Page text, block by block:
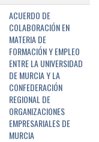
ACUERDO DE
COLABORACIÓN EN
MATERIA DE
FORMACIÓN Y EMPLEO
ENTRE LA UNIVERSIDAD
DE MURCIA Y LA
CONFEDERACIÓN
REGIONAL DE
ORGANIZACIONES
EMPRESARIALES DE
MURCIA